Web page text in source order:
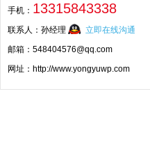
手机： 13315843338
联系人：孙经理
立即在线沟通
邮箱：548404576@qq.com
网址： http://www.yongyuwp.com